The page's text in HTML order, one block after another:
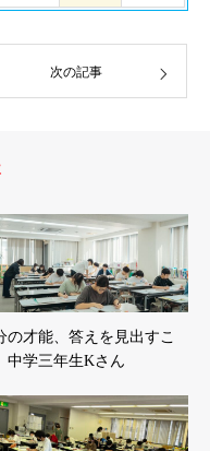
次の記事
の才能、答えを見出すこ
学三年生Kさん